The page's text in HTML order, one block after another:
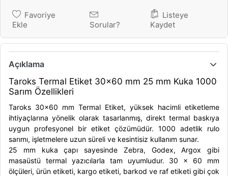
Favoriye
Ekle
Sorular?
Listeye
Kaydet
Açıklama
Taroks Termal Etiket 30x60 mm 25 mm Kuka 1000
Sarım Özellikleri
Taroks 30x60 mm Termal Etiket, yüksek hacimli etiketleme
ihtiyaçlarına yönelik olarak tasarlanmış, direkt termal baskıya
uygun profesyonel bir etiket çözümüdür. 1000 adetlik rulo
sarımı, işletmelere uzun süreli ve kesintisiz kullanım sunar.
25 mm kuka çapı sayesinde Zebra, Godex, Argox gibi
masaüstü termal yazıcılarla tam uyumludur. 30 x 60 mm
ölçüleri, ürün etiketi, kargo etiketi, barkod ve raf etiketi gibi çok